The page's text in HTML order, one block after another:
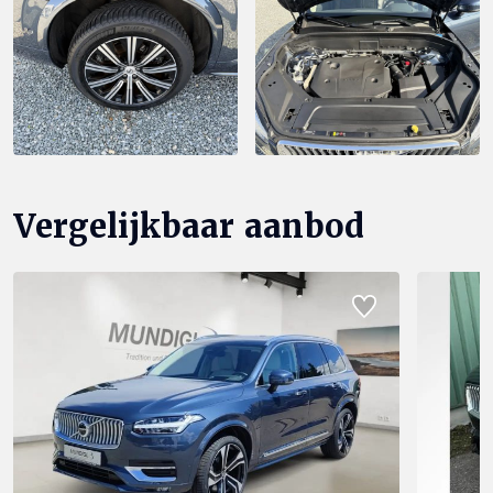
Vergelijkbaar aanbod